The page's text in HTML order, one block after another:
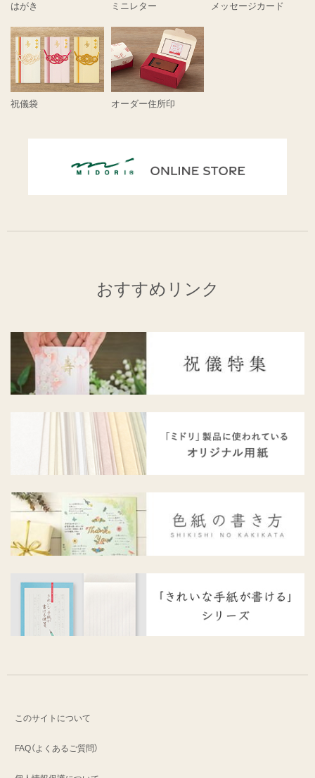
はがき ミニレター メッセージカード
祝儀袋 オーダー住所印
おすすめリンク
このサイトについて
FAQ（よくあるご質問）